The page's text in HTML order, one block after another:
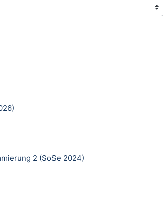
2 (SoSe 2024)